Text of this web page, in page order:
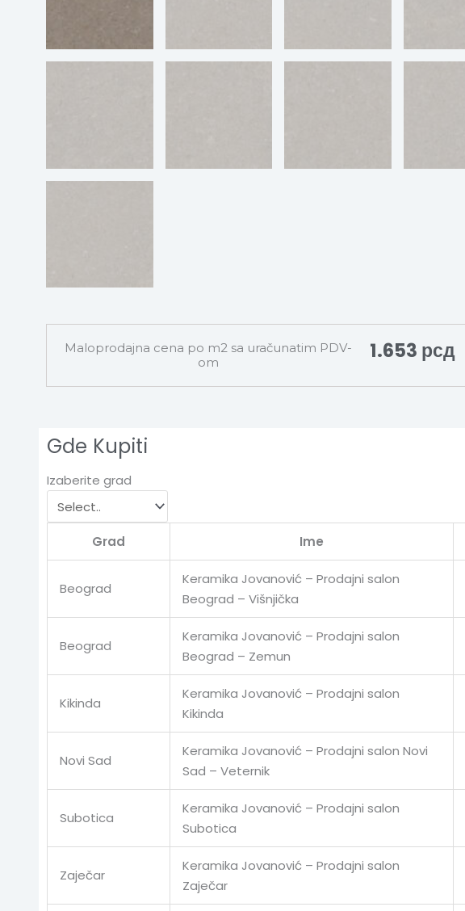
Maloprodajna cena po m2 sa uračunatim PDV-
om
1.653 рсд
Gde Kupiti
Izaberite grad
Grad Ime
Beograd
Keramika Jovanović – Prodajni salon
Beograd – Višnjička
Beograd
Keramika Jovanović – Prodajni salon
Beograd – Zemun
Kikinda
Keramika Jovanović – Prodajni salon
Kikinda
Novi Sad
Keramika Jovanović – Prodajni salon Novi
Sad – Veternik
Subotica
Keramika Jovanović – Prodajni salon
Subotica
Zaječar
Keramika Jovanović – Prodajni salon
Zaječar